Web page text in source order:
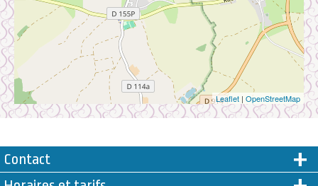
Leaflet | OpenStreetMap
Contact